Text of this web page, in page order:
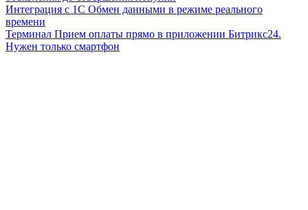
Интеграция с 1С Обмен данными в режиме реального
времени
Терминал Прием оплаты прямо в приложении Битрикс24.
Нужен только смартфон